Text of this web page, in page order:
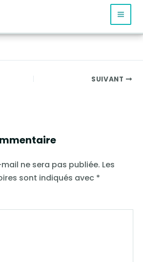
SUIVANT
ne sera pas publiée. Les
sont indiqués avec *